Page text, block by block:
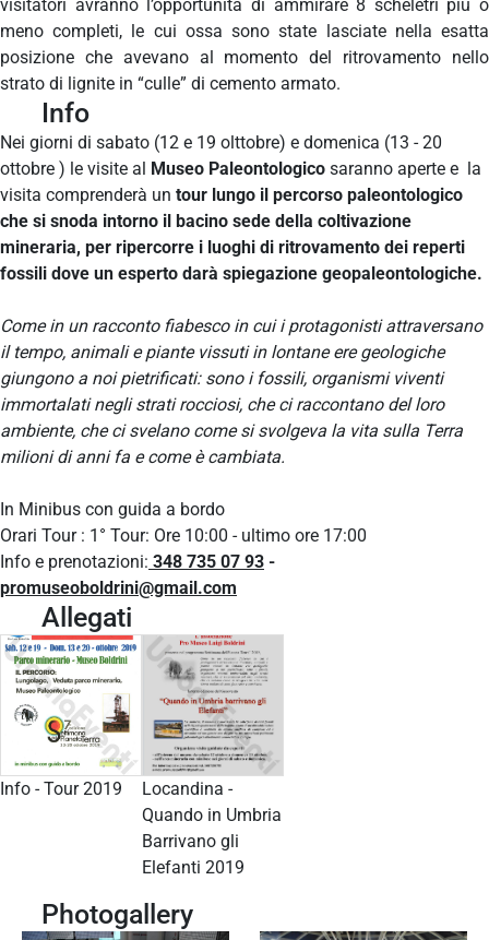
visitatori avranno l’opportunità di ammirare 8 scheletri più o
meno completi, le cui ossa sono state lasciate nella esatta
posizione che avevano al momento del ritrovamento nello
strato di lignite in “culle” di cemento armato.
Info
Nei giorni di sabato (12 e 19 olttobre) e domenica (13 - 20
ottobre ) le visite al Museo Paleontologico saranno aperte e la
visita comprenderà un tour lungo il percorso paleontologico
che si snoda intorno il bacino sede della coltivazione
mineraria, per ripercorre i luoghi di ritrovamento dei reperti
fossili dove un esperto darà spiegazione geopaleontologiche.
Come in un racconto fiabesco in cui i protagonisti attraversano
il tempo, animali e piante vissuti in lontane ere geologiche
giungono a noi pietrificati: sono i fossili, organismi viventi
immortalati negli strati rocciosi, che ci raccontano del loro
ambiente, che ci svelano come si svolgeva la vita sulla Terra
milioni di anni fa e come è cambiata.
In Minibus con guida a bordo
Orari Tour : 1° Tour: Ore 10:00 - ultimo ore 17:00
Info e prenotazioni: 348 735 07 93 -
promuseoboldrini@gmail.com
Allegati
Info - Tour 2019
Locandina -
Quando in Umbria
Barrivano gli
Elefanti 2019
Photogallery